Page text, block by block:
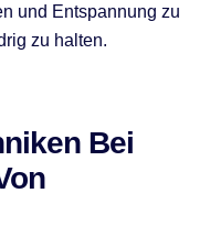
und Entspannung zu
zu halten.
Bei